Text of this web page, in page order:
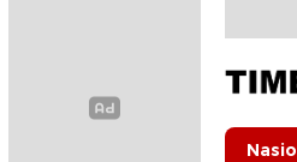
Times
Berita